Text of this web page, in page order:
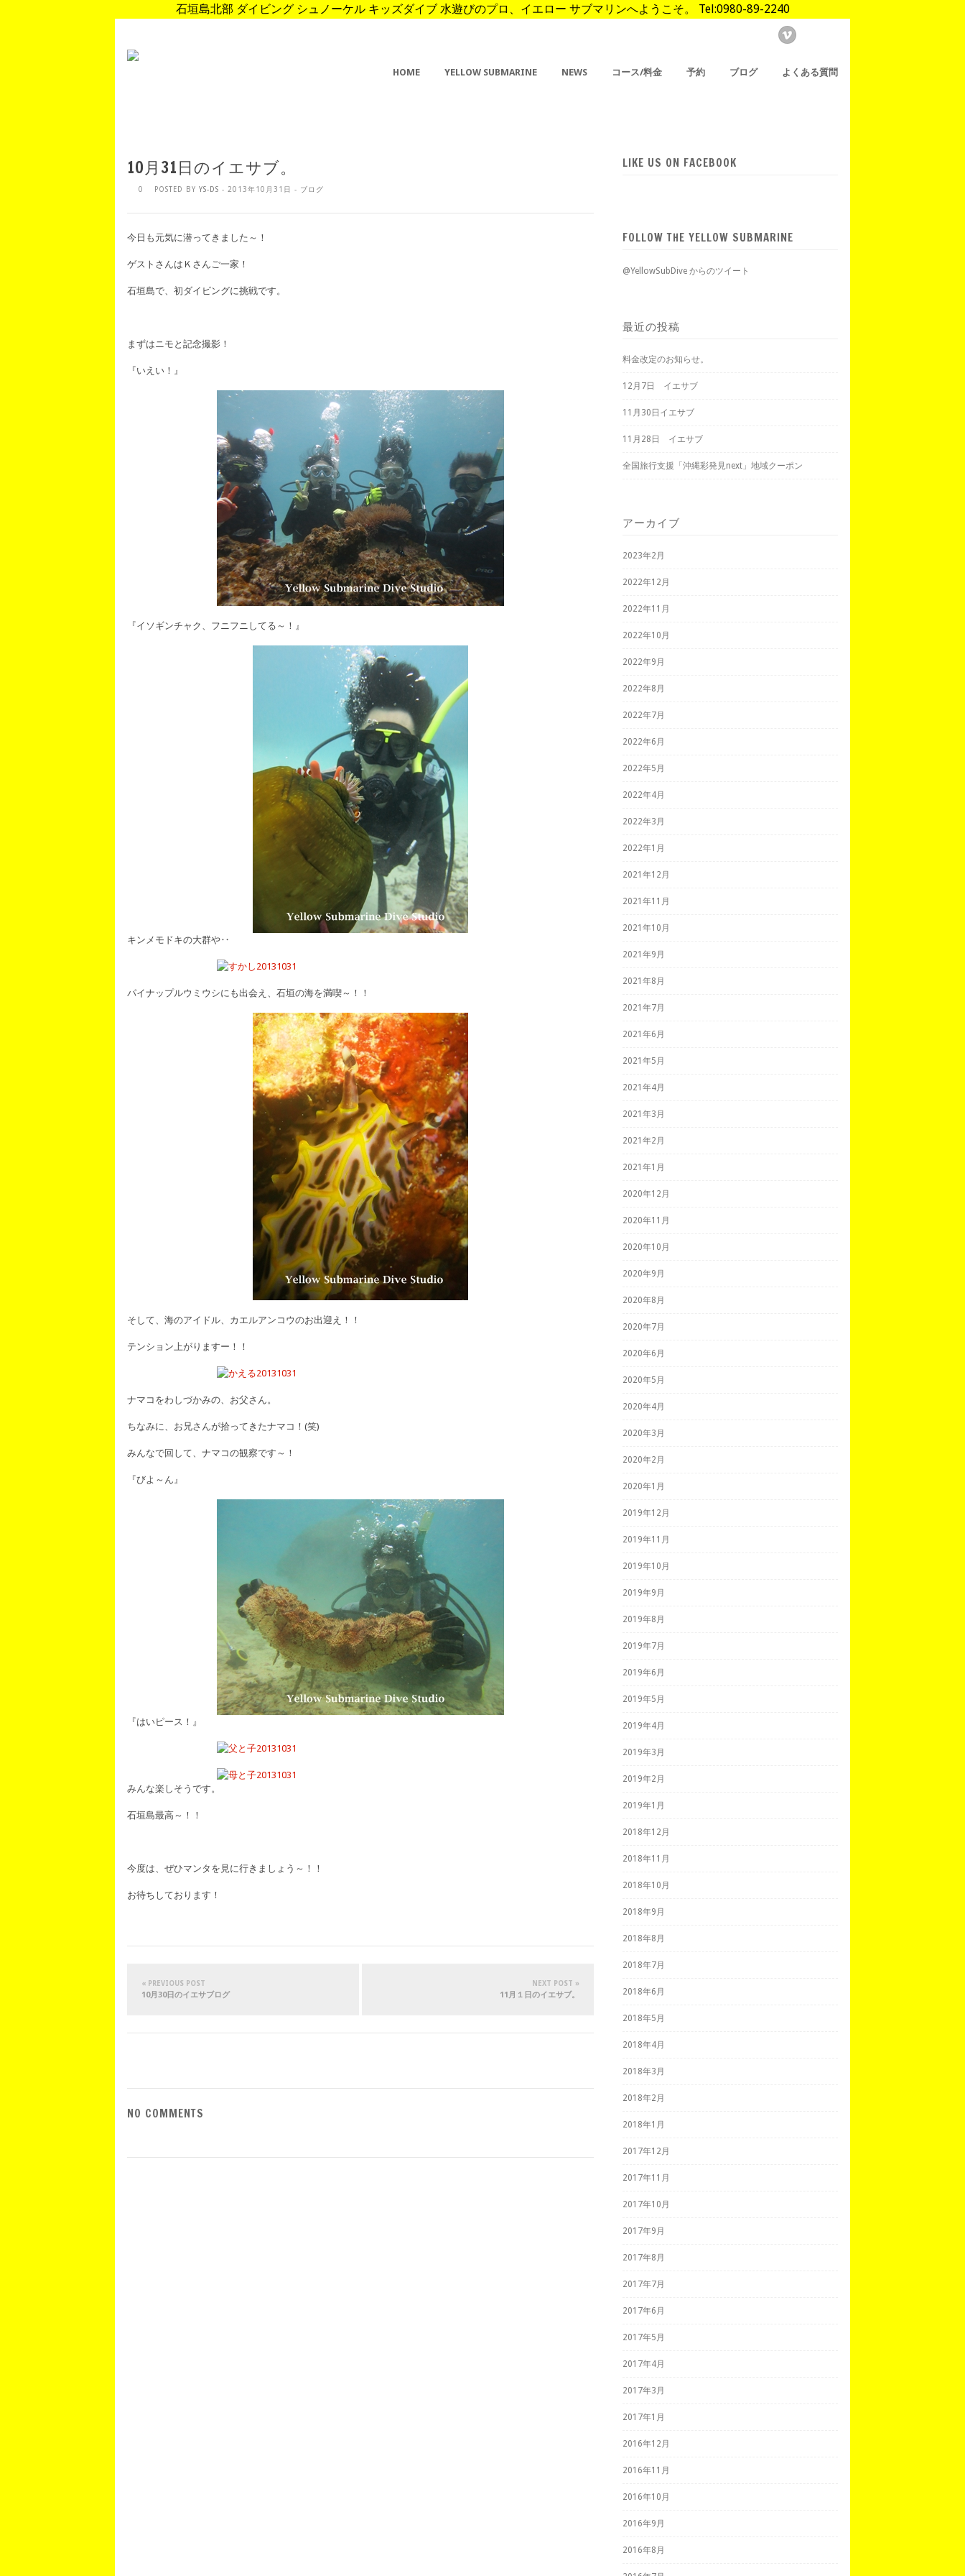
石垣島北部 ダイビング シュノーケル キッズダイブ 水遊びのプロ、イエロー サブマリンへようこそ。 Tel:0980-89-2240
HOME YELLOW SUBMARINE NEWS コース/料金 予約 ブログ よくある質問
10月31日のイエサブ。
0 POSTED BY YS-DS - 2013年10月31日 - ブログ
今日も元気に潜ってきました～！
ゲストさんはＫさんご一家！
石垣島で、初ダイビングに挑戦です。
まずはニモと記念撮影！
『いえい！』
『イソギンチャク、フニフニしてる～！』
キンメモドキの大群や‥
パイナップルウミウシにも出会え、石垣の海を満喫～！！
そして、海のアイドル、カエルアンコウのお出迎え！！
テンション上がりますー！！
ナマコをわしづかみの、お父さん。
ちなみに、お兄さんが拾ってきたナマコ！(笑)
みんなで回して、ナマコの観察です～！
『びよ～ん』
『はいピース！』
みんな楽しそうです。
石垣島最高～！！
今度は、ぜひマンタを見に行きましょう～！！
お待ちしております！
« PREVIOUS POST
10月30日のイエサブログ
NEXT POST »
11月１日のイエサブ。
NO COMMENTS
LIKE US ON FACEBOOK
FOLLOW THE YELLOW SUBMARINE
@YellowSubDive からのツイート
最近の投稿
料金改定のお知らせ。
12月7日 イエサブ
11月30日イエサブ
11月28日 イエサブ
全国旅行支援「沖縄彩発見next」地域クーポン
アーカイブ
2023年2月
2022年12月
2022年11月
2022年10月
2022年9月
2022年8月
2022年7月
2022年6月
2022年5月
2022年4月
2022年3月
2022年1月
2021年12月
2021年11月
2021年10月
2021年9月
2021年8月
2021年7月
2021年6月
2021年5月
2021年4月
2021年3月
2021年2月
2021年1月
2020年12月
2020年11月
2020年10月
2020年9月
2020年8月
2020年7月
2020年6月
2020年5月
2020年4月
2020年3月
2020年2月
2020年1月
2019年12月
2019年11月
2019年10月
2019年9月
2019年8月
2019年7月
2019年6月
2019年5月
2019年4月
2019年3月
2019年2月
2019年1月
2018年12月
2018年11月
2018年10月
2018年9月
2018年8月
2018年7月
2018年6月
2018年5月
2018年4月
2018年3月
2018年2月
2018年1月
2017年12月
2017年11月
2017年10月
2017年9月
2017年8月
2017年7月
2017年6月
2017年5月
2017年4月
2017年3月
2017年1月
2016年12月
2016年11月
2016年10月
2016年9月
2016年8月